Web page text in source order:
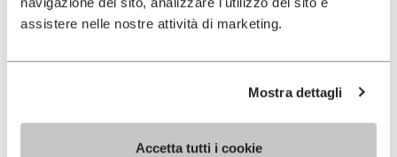
assistere nelle nostre attività di marketing.
Mostra dettagli
Accetta tutti i cookie
Ruta Free Rider, El Capitan
Ruta Free Rider, El Capitan